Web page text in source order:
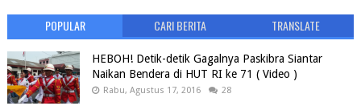
POPULAR CARI BERITA TRANSLATE
HEBOH! Detik-detik Gagalnya Paskibra Siantar
Naikan Bendera di HUT RI ke 71 ( Video )
Rabu, Agustus 17, 2016 28